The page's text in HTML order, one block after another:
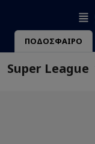
ΠΟΔΟΣΦΑΙΡΟ
Super League